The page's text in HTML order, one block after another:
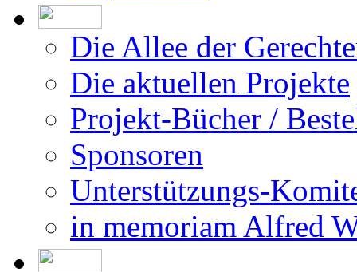
Die Allee der
Die aktuellen Projekte
Projekt-Bücher /
Sponsoren
Unterstützungs-
in memoriam Alfred